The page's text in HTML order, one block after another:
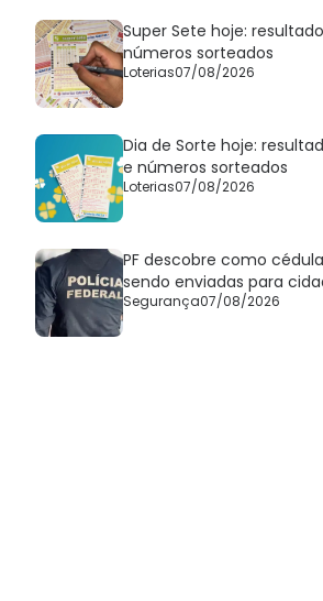
Super Sete hoje:
números sorteados
Loterias07/08/2026
Dia de Sorte hoje:
e números sorteados
Loterias07/08/2026
PF descobre como
sendo enviadas para
Segurança07/08/2026